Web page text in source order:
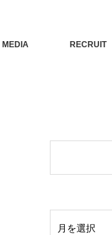
MEDIA RECRUIT